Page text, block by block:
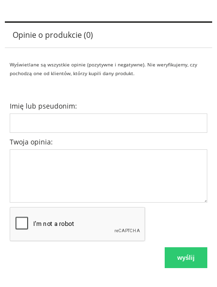
Opinie o produkcie (0)
Wyświetlane są wszystkie opinie (pozytywne i negatywne). Nie weryfikujemy, czy
pochodzą one od klientów, którzy kupili dany produkt.
Imię lub pseudonim:
Twoja opinia:
wyślij